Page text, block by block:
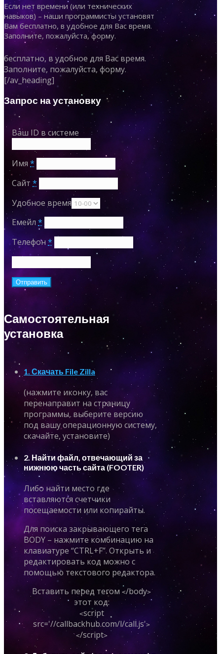
Если нет времени (или технических
навыков) – наши программисты установят
Вам бесплатно, в удобное для Вас время.
Заполните, пожалуйста, форму.
бесплатно, в удобное для Вас время.
Заполните, пожалуйста, форму.
[/av_heading]
Запрос на установку
Ваш ID в системе
Имя *
Сайт *
Удобное время
Емейл *
Телефон *
Самостоятельная
установка
1. Скачать File Zilla
(нажмите иконку, вас
перенаправит на страницу
программы, выберите версию
под вашу операционную систему,
скачайте, установите)
2. Найти файл, отвечающий за
нижнюю часть сайта (FOOTER)
Либо найти место где
вставляются счетчики
посещаемости или копирайты.
Для поиска закрывающего тега
BODY – нажмите комбинацию на
клавиатуре “CTRL+F”. Открыть и
редактировать код можно с
помощью текстового редактора.
Вставить перед тегом</body>
этот код:
<script
src='//callbackhub.com/l/call.js'>
</script>